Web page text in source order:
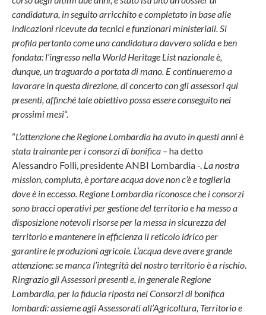
candidatura, in seguito arricchito e completato in base alle
indicazioni ricevute da tecnici e funzionari ministeriali. Si
profila pertanto come una candidatura davvero solida e ben
fondata: l’ingresso nella World Heritage List nazionale è,
dunque, un traguardo a portata di mano. E continueremo a
lavorare in questa direzione, di concerto con gli assessori qui
presenti, affinché tale obiettivo possa essere conseguito nei
prossimi mesi“.
“L’attenzione che Regione Lombardia ha avuto in questi anni è
stata trainante per i consorzi di bonifica – ha detto
Alessandro Folli, presidente ANBI Lombardia -. La nostra
mission, compiuta, è portare acqua dove non c’è e toglierla
dove è in eccesso. Regione Lombardia riconosce che i consorzi
sono bracci operativi per gestione del territorio e ha messo a
disposizione notevoli risorse per la messa in sicurezza del
territorio e mantenere in efficienza il reticolo idrico per
garantire le produzioni agricole. L’acqua deve avere grande
attenzione: se manca l’integrità del nostro territorio è a rischio.
Ringrazio gli Assessori presenti e, in generale Regione
Lombardia, per la fiducia riposta nei Consorzi di bonifica
lombardi: assieme agli Assessorati all’Agricoltura, Territorio e